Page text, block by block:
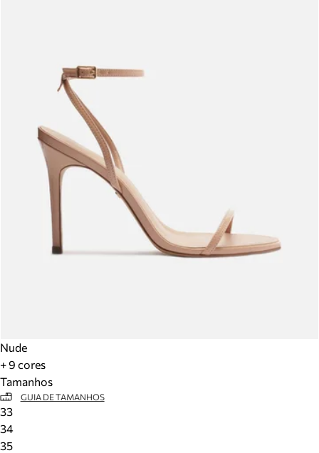
Nude
+ 9 cores
Tamanhos
GUIA DE TAMANHOS
33
34
35